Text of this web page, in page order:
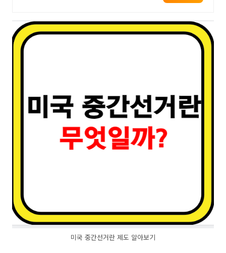
미국 중간선거란 제도 알아보기